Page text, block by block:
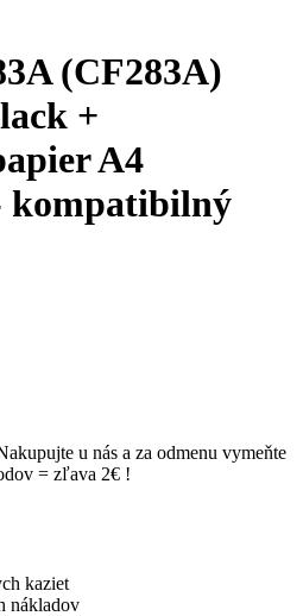
(CF283A)
+
A4
kompatibilný
u nás a za odmenu vymeňte
= zľava 2€ !
kaziet
nákladov